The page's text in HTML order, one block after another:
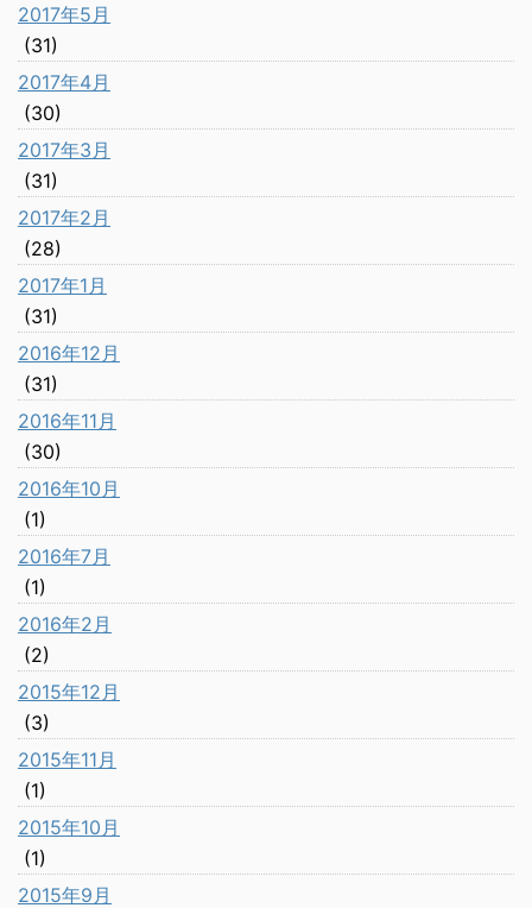
2017年5月
(31)
2017年4月
(30)
2017年3月
(31)
2017年2月
(28)
2017年1月
(31)
2016年12月
(31)
2016年11月
(30)
2016年10月
(1)
2016年7月
(1)
2016年2月
(2)
2015年12月
(3)
2015年11月
(1)
2015年10月
(1)
2015年9月